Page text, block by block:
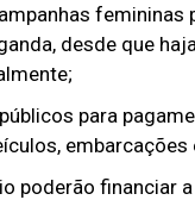
desde que
para
embarcações
poderão financiar